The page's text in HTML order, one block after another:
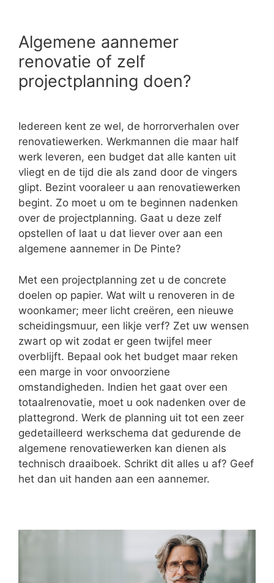
Algemene aannemer
renovatie of zelf
projectplanning doen?
Iedereen kent ze wel, de horrorverhalen over
renovatiewerken. Werkmannen die maar half
werk leveren, een budget dat alle kanten uit
vliegt en de tijd die als zand door de vingers
glipt. Bezint vooraleer u aan renovatiewerken
begint. Zo moet u om te beginnen nadenken
over de projectplanning. Gaat u deze zelf
opstellen of laat u dat liever over aan een
algemene aannemer in De Pinte?
Met een projectplanning zet u de concrete
doelen op papier. Wat wilt u renoveren in de
woonkamer; meer licht creëren, een nieuwe
scheidingsmuur, een likje verf? Zet uw wensen
zwart op wit zodat er geen twijfel meer
overblijft. Bepaal ook het budget maar reken
een marge in voor onvoorziene
omstandigheden. Indien het gaat over een
totaalrenovatie, moet u ook nadenken over de
plattegrond. Werk de planning uit tot een zeer
gedetailleerd werkschema dat gedurende de
algemene renovatiewerken kan dienen als
technisch draaiboek. Schrikt dit alles u af? Geef
het dan uit handen aan een aannemer.